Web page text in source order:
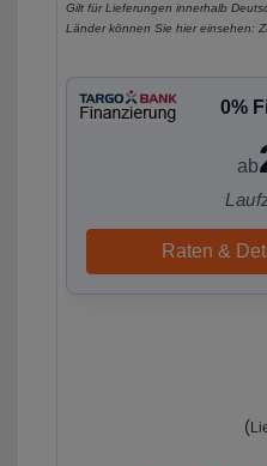
Gilt für Lieferungen innerhalb
Länder können Sie hier einsehen:
0%
ab
Raten &
(